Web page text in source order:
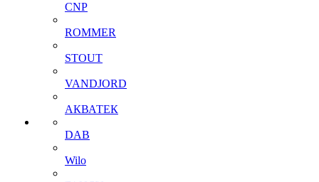
CNP
ROMMER
STOUT
VANDJORD
АКВАТЕК
DAB
Wilo